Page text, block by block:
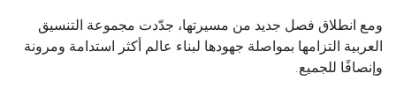
ومع انطلاق فصل جديد من مسيرتها، جدّدت مجموعة التنسيق
العربية التزامها بمواصلة جهودها لبناء عالم أكثر استدامة ومرونة
وإنصافًا للجميع.